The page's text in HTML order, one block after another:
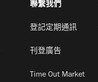
聯繫我們
登記定期通訊
刊登廣告
Time Out Market